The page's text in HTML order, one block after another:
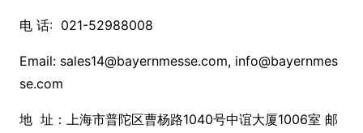
电 话: 021-52988008
Email: sales14@bayernmesse.com, info@bayernmes
se.com
地 址：上海市普陀区曹杨路1040号中谊大厦1006室 邮